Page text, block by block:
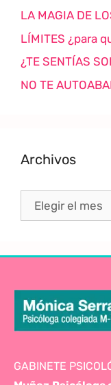
LA MAGIA DE
LÍMITES ¿para
¿TE SENTÍAS
NO TE
Archivos
GABINETE